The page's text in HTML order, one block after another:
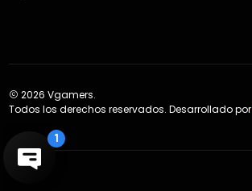
2026 Vgamers.
Todos los derechos reservados. Desarrollado por